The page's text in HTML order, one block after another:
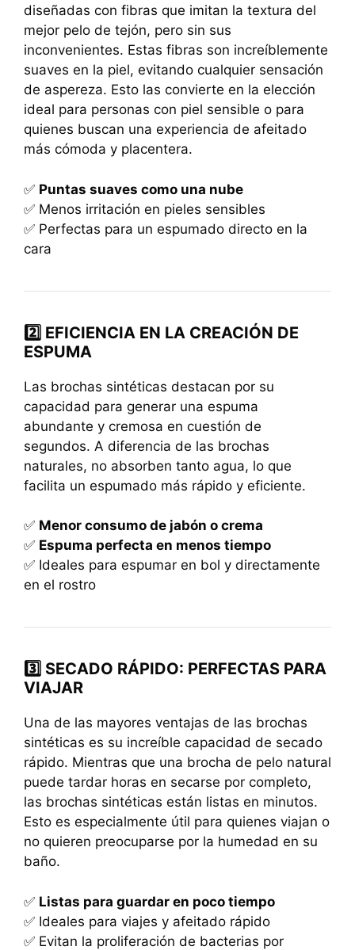
diseñadas con fibras que imitan la textura del
mejor pelo de tejón, pero sin sus
inconvenientes. Estas fibras son increíblemente
suaves en la piel, evitando cualquier sensación
de aspereza. Esto las convierte en la elección
ideal para personas con piel sensible o para
quienes buscan una experiencia de afeitado
más cómoda y placentera.
✅ Puntas suaves como una nube
✅ Menos irritación en pieles sensibles
✅ Perfectas para un espumado directo en la
cara
2️⃣ EFICIENCIA EN LA CREACIÓN DE
ESPUMA
Las brochas sintéticas destacan por su
capacidad para generar una espuma
abundante y cremosa en cuestión de
segundos. A diferencia de las brochas
naturales, no absorben tanto agua, lo que
facilita un espumado más rápido y eficiente.
✅ Menor consumo de jabón o crema
✅ Espuma perfecta en menos tiempo
✅ Ideales para espumar en bol y directamente
en el rostro
3️⃣ SECADO RÁPIDO: PERFECTAS PARA
VIAJAR
Una de las mayores ventajas de las brochas
sintéticas es su increíble capacidad de secado
rápido. Mientras que una brocha de pelo natural
puede tardar horas en secarse por completo,
las brochas sintéticas están listas en minutos.
Esto es especialmente útil para quienes viajan o
no quieren preocuparse por la humedad en su
baño.
✅ Listas para guardar en poco tiempo
✅ Ideales para viajes y afeitado rápido
✅ Evitan la proliferación de bacterias por